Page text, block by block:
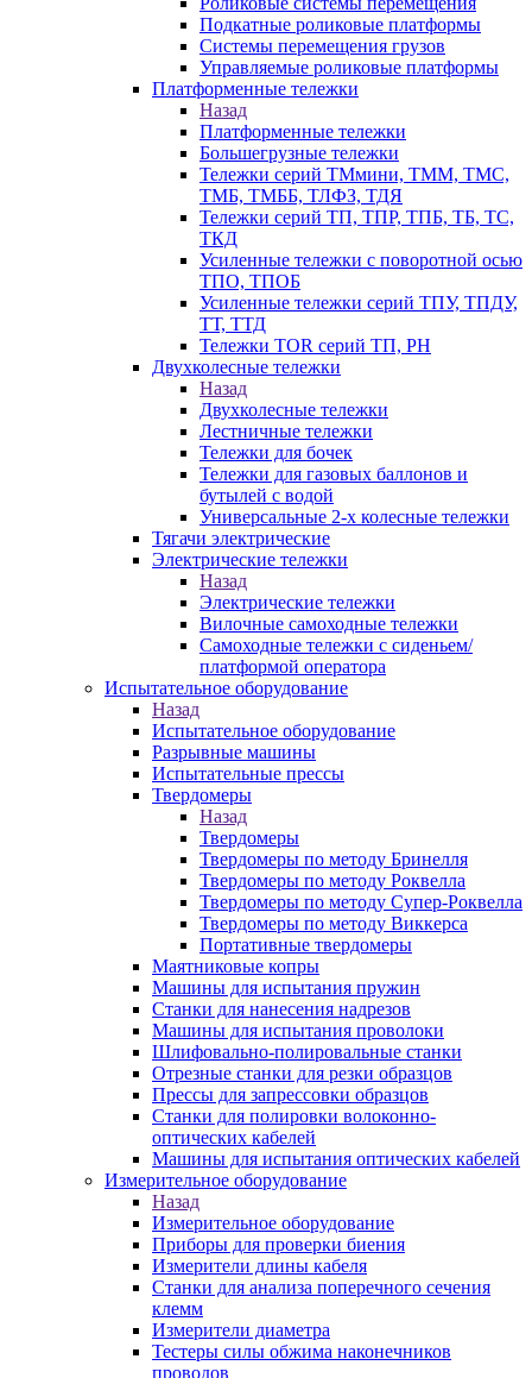
Подкатные роликовые платформы
Системы перемещения грузов
Управляемые роликовые платформы
Платформенные тележки
Назад
Платформенные тележки
Большегрузные тележки
Тележки серий ТМмини, ТММ, ТМС,
ТМБ, ТМББ, ТЛФЗ, ТДЯ
Тележки серий ТП, ТПР, ТПБ, ТБ, ТС,
ТКД
Усиленные тележки с поворотной осью
ТПО, ТПОБ
Усиленные тележки серий ТПУ, ТПДУ,
ТТ, ТТД
Тележки TOR серий ТП, PH
Двухколесные тележки
Назад
Двухколесные тележки
Лестничные тележки
Тележки для бочек
Тележки для газовых баллонов и
бутылей с водой
Универсальные 2-х колесные тележки
Тягачи электрические
Электрические тележки
Назад
Электрические тележки
Вилочные самоходные тележки
Самоходные тележки с сиденьем/
платформой оператора
Испытательное оборудование
Назад
Испытательное оборудование
Разрывные машины
Испытательные прессы
Твердомеры
Назад
Твердомеры
Твердомеры по методу Бринелля
Твердомеры по методу Роквелла
Твердомеры по методу Супер-Роквелла
Твердомеры по методу Виккерса
Портативные твердомеры
Маятниковые копры
Машины для испытания пружин
Станки для нанесения надрезов
Машины для испытания проволоки
Шлифовально-полировальные станки
Отрезные станки для резки образцов
Прессы для запрессовки образцов
Станки для полировки волоконно-
оптических кабелей
Машины для испытания оптических кабелей
Измерительное оборудование
Назад
Измерительное оборудование
Приборы для проверки биения
Измерители длины кабеля
Станки для анализа поперечного сечения
клемм
Измерители диаметра
Тестеры силы обжима наконечников
проводов